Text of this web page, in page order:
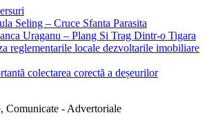
Seling – Cruce Sfanta Parasita
Uraganu – Plang Si Trag Dintr-o Tigara
reglementarile locale dezvoltarile imobiliare
colectarea corectă a deșeurilor
Comunicate - Advertoriale